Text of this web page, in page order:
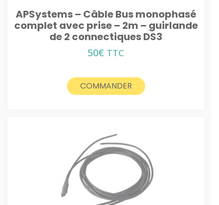
APSystems – Câble Bus monophasé
complet avec prise – 2m – guirlande
de 2 connectiques DS3
50€ TTC
COMMANDER